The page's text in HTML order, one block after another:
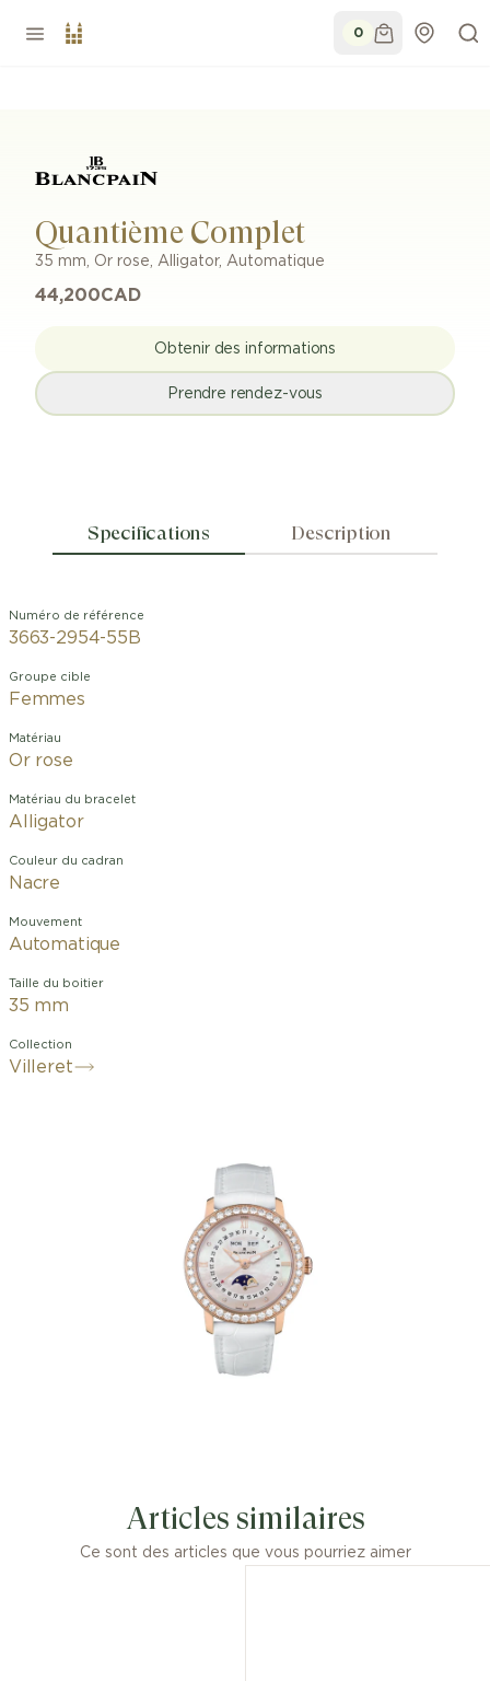
0
Quantième Complet
35 mm, Or rose, Alligator, Automatique
44,200CAD
Obtenir des informations
Prendre rendez-vous
Specifications Description
Numéro de référence
3663-2954-55B
Groupe cible
Femmes
Matériau
Or rose
Matériau du bracelet
Alligator
Couleur du cadran
Nacre
Mouvement
Automatique
Taille du boitier
35 mm
Collection
Villeret
Articles similaires
Ce sont des articles que vous pourriez aimer